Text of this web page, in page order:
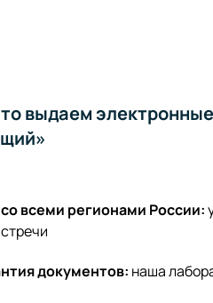
выдаем
всеми регионами России:
документов: наша